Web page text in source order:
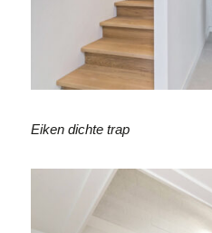
Eiken dichte trap